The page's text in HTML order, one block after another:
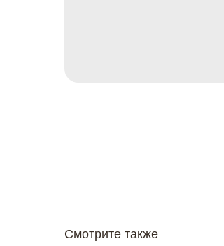
Смотрите также